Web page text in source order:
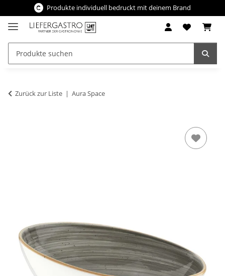
Produkte individuell bedruckt mit deinem Brand
Zurück zur Liste Aura Space